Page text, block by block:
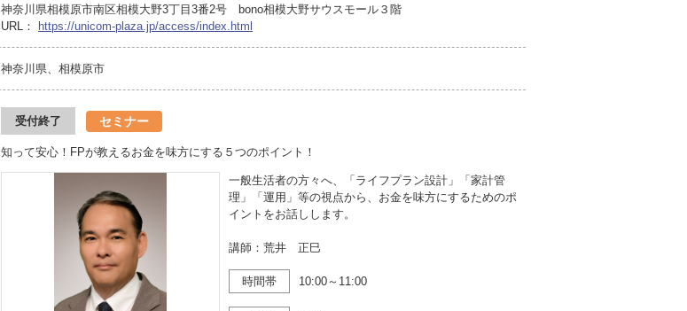
神奈川県相模原市南区相模大野3丁目3番2号 bono相模大野サウスモール３階
URL：
https://unicom-plaza.jp/access/index.html
神奈川県、相模原市
受付終了 セミナー
知って安心！FPが教えるお金を味方にする５つのポイント！
一般生活者の方々へ、「ライフプラン設計」「家計管
理」「運用」等の視点から、お金を味方にするためのポ
イントをお話しします。
講師：荒井 正巳
時間帯 10:00～11:00